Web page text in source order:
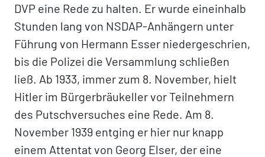
DVP eine Rede zu halten. Er wurde eineinhalb
Stunden lang von NSDAP-Anhängern unter
Führung von Hermann Esser niedergeschrien,
bis die Polizei die Versammlung schließen
ließ. Ab 1933, immer zum 8. November, hielt
Hitler im Bürgerbräukeller vor Teilnehmern
des Putschversuches eine Rede. Am 8.
November 1939 entging er hier nur knapp
einem Attentat von Georg Elser, der eine